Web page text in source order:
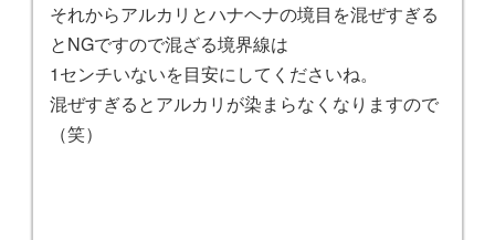
それからアルカリとハナヘナの境目を混ぜすぎる
とNGですので混ざる境界線は
1センチいないを目安にしてくださいね。
混ぜすぎるとアルカリが染まらなくなりますので
（笑）